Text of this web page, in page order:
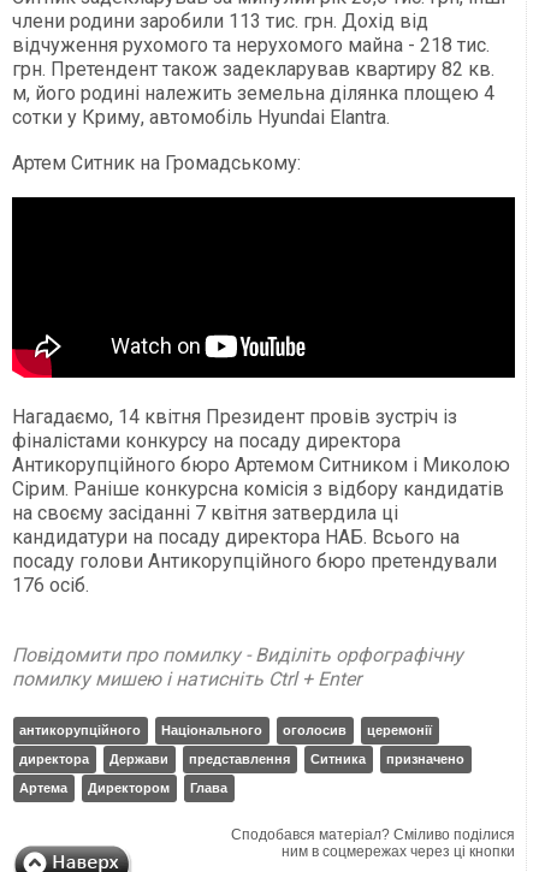
члени родини заробили 113 тис. грн. Дохід від
відчуження рухомого та нерухомого майна - 218 тис.
грн. Претендент також задекларував квартиру 82 кв.
м, його родині належить земельна ділянка площею 4
сотки у Криму, автомобіль Hyundai Elаntra.
Артем Ситник на Громадському:
Нагадаємо, 14 квітня Президент провів зустріч із
фіналістами конкурсу на посаду директора
Антикорупційного бюро Артемом Ситником і Миколою
Сірим. Раніше конкурсна комісія з відбору кандидатів
на своєму засіданні 7 квітня затвердила ці
кандидатури на посаду директора НАБ. Всього на
посаду голови Антикорупційного бюро претендували
176 осіб.
Повідомити про помилку - Виділіть орфографічну
помилку мишею і натисніть Ctrl + Enter
антикорупційного Національного оголосив
церемонії
директора
Держави представлення Ситника
призначено
Артема
Директором Глава
Сподобався матеріал? Сміливо поділися
ним в соцмережах через ці кнопки